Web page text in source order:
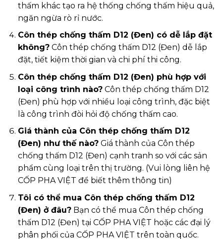
thấm khác tạo ra hệ thống chống thấm hiệu quả,
ngăn ngừa rò rỉ nước.
Côn thép chống thấm D12 (Đen) có dễ lắp đặt
không?Côn thép chống thấm D12 (Đen) dễ lắp
đặt, tiết kiệm thời gian và chi phí thi công.
Côn thép chống thấm D12 (Đen) phù hợp với
loại công trình nào?Côn thép chống thấm D12
(Đen) phù hợp với nhiều loại công trình, đặc biệt
là công trình đòi hỏi độ chống thấm cao.
Giá thành của Côn thép chống thấm D12
(Đen) như thế nào?Giá thành của Côn thép
chống thấm D12 (Đen) cạnh tranh so với các sản
phẩm cùng loại trên thị trường. (Vui lòng liên hệ
CỐP PHA VIỆT để biết thêm thông tin)
Tôi có thể mua Côn thép chống thấm D12
(Đen) ở đâu?Bạn có thể mua Côn thép chống
thấm D12 (Đen) tại CỐP PHA VIỆT hoặc các đại lý
phân phối của CỐP PHA VIỆT trên toàn quốc.